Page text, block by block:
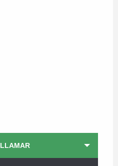
LLAMAR